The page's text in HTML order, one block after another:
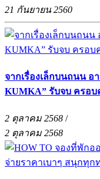
21 กันยายน 2560
จากเรื่องเล็กบนถนน อ
KUMKA” รับจบ ครอ
2 ตุลาคม 2568 /
2 ตุลาคม 2568